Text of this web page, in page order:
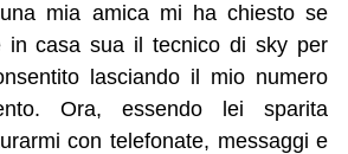
mia amica mi ha chiesto se
in casa sua il tecnico di sky per
lasciando il mio numero
Ora, essendo lei sparita
con telefonate, messaggi e